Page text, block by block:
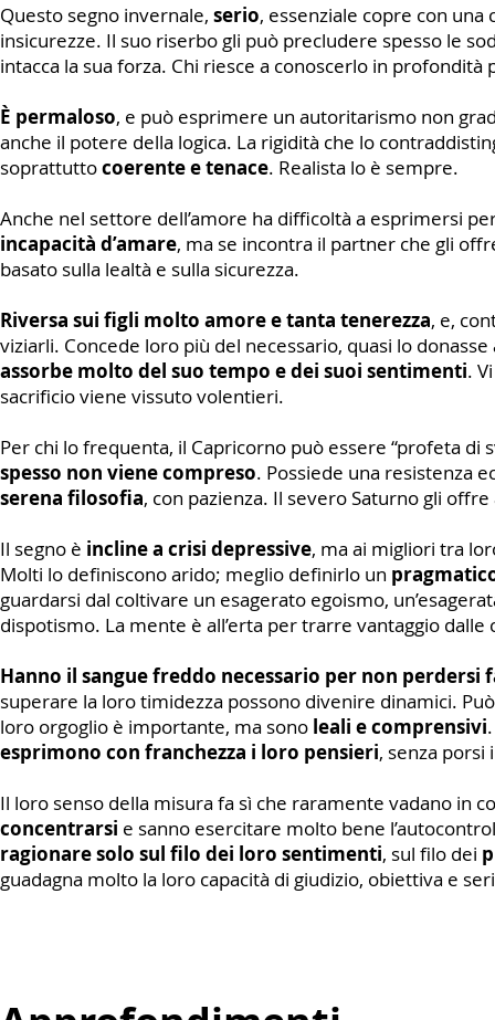
Questo segno invernale, serio, essenziale copre con
insicurezze. Il suo riserbo gli può precludere spesso le
intacca la sua forza. Chi riesce a conoscerlo in
È permaloso, e può esprimere un autoritarismo non
anche il potere della logica. La rigidità che lo
soprattuttocoerente e tenace. Realista lo è sempre.
Anche nel settore dell’amore ha difficoltà a esprimersi
incapacità d’amare, ma se incontra il partner che gli
basato sulla lealtà e sulla sicurezza.
Riversa sui figli molto amore e tanta tenerezza, e,
viziarli. Concede loro più del necessario, quasi lo
assorbe molto del suo tempo e dei suoi sentimenti.
sacrificio viene vissuto volentieri.
Per chi lo frequenta, il Capricorno può essere “profeta di
spesso non viene compreso. Possiede una resistenza
serena filosofia, con pazienza. Il severo Saturno gli
Il segno è incline a crisi depressive, ma ai migliori tra
Molti lo definiscono arido; meglio definirlo un
guardarsi dal coltivare un esagerato egoismo,
dispotismo. La mente è all’erta per trarre vantaggio
Hanno il sangue freddo necessario per non perdersi
superare la loro timidezza possono divenire dinamici.
loro orgoglio è importante, ma sono leali e comprensivi
esprimono con franchezza i loro pensieri, senza
Il loro senso della misura fa sì che raramente vadano in
concentrarsi e sanno esercitare molto bene
ragionare solo sul filo dei loro sentimenti, sul filo dei
guadagna molto la loro capacità di giudizio, obiettiva e